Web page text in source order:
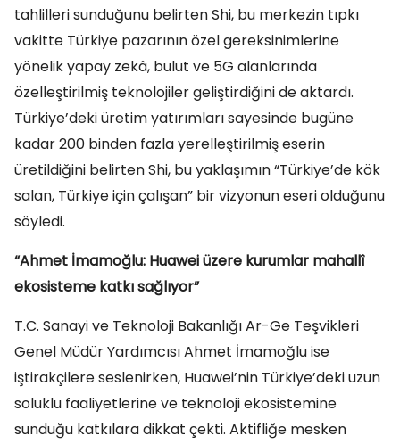
tahlilleri sunduğunu belirten Shi, bu merkezin tıpkı
vakitte Türkiye pazarının özel gereksinimlerine
yönelik yapay zekâ, bulut ve 5G alanlarında
özelleştirilmiş teknolojiler geliştirdiğini de aktardı.
Türkiye’deki üretim yatırımları sayesinde bugüne
kadar 200 binden fazla yerelleştirilmiş eserin
üretildiğini belirten Shi, bu yaklaşımın “Türkiye’de kök
salan, Türkiye için çalışan” bir vizyonun eseri olduğunu
söyledi.
“Ahmet İmamoğlu: Huawei üzere kurumlar mahallî
ekosisteme katkı sağlıyor”
T.C. Sanayi ve Teknoloji Bakanlığı Ar-Ge Teşvikleri
Genel Müdür Yardımcısı Ahmet İmamoğlu ise
iştirakçilere seslenirken, Huawei’nin Türkiye’deki uzun
soluklu faaliyetlerine ve teknoloji ekosistemine
sunduğu katkılara dikkat çekti. Aktifliğe mesken